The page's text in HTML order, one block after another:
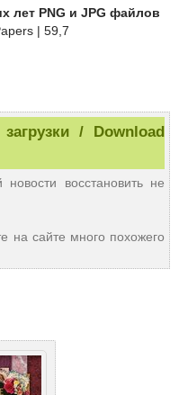
лет PNG и JPG файлов
| 59,7
/ Download
восстановить не
на сайте много похожего